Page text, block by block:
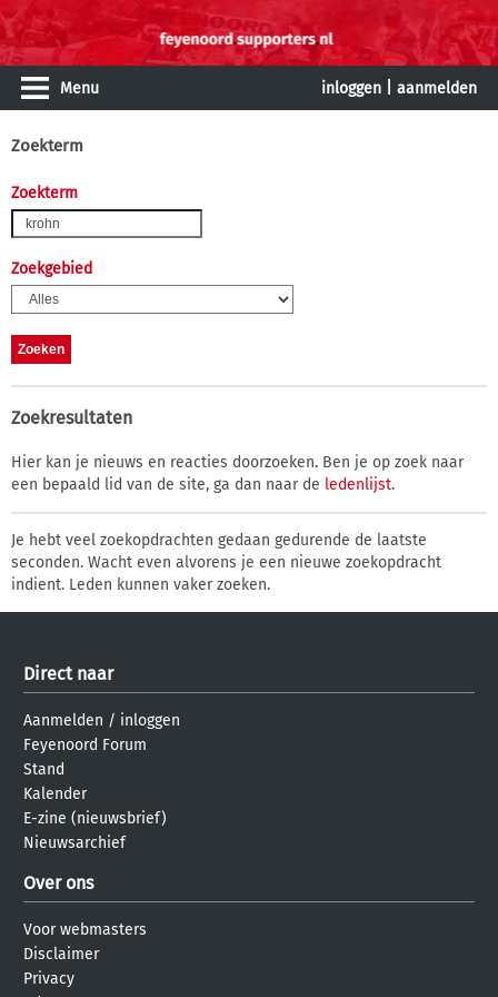
Menu inloggen aanmelden
Zoekterm
Zoekterm
Zoekgebied
Zoekresultaten
Hier kan je nieuws en reacties doorzoeken. Ben je op zoek naar
een bepaald lid van de site, ga dan naar de ledenlijst.
Je hebt veel zoekopdrachten gedaan gedurende de laatste
seconden. Wacht even alvorens je een nieuwe zoekopdracht
indient. Leden kunnen vaker zoeken.
Direct naar
Aanmelden / inloggen
Feyenoord Forum
Stand
Kalender
E-zine (nieuwsbrief)
Nieuwsarchief
Over ons
Voor webmasters
Disclaimer
Privacy